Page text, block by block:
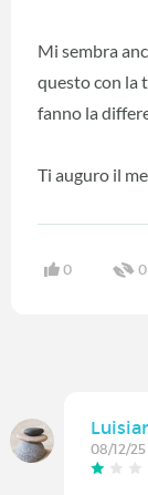
Mi sembra
questo con la
fanno la
Ti auguro il
0 0
08/12/25